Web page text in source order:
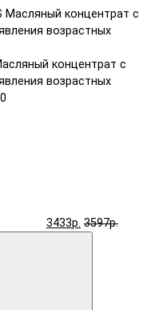
концентрат с
возрастных
3433р. 3597р.